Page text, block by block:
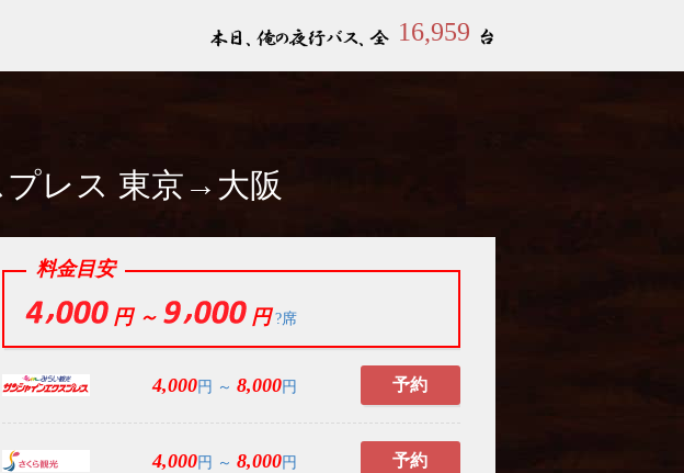
16,959
プレス 東京→大阪
料金目安
円 ～ 円?席
4,000円 ～8,000円 予約
4,000円 ～8,000円 予約